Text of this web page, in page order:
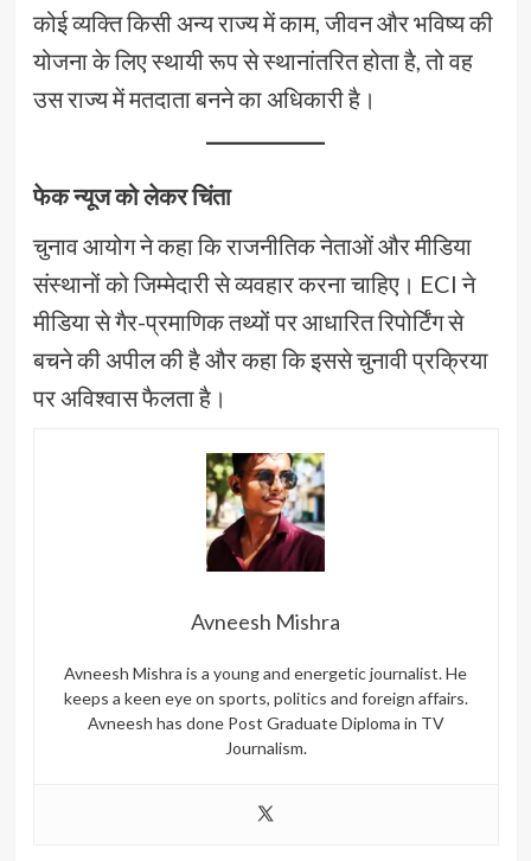
कोई व्यक्ति किसी अन्य राज्य में काम, जीवन और भविष्य की
योजना के लिए स्थायी रूप से स्थानांतरित होता है, तो वह
उस राज्य में मतदाता बनने का अधिकारी है।
फेक न्यूज को लेकर चिंता
चुनाव आयोग ने कहा कि राजनीतिक नेताओं और मीडिया
संस्थानों को जिम्मेदारी से व्यवहार करना चाहिए। ECI ने
मीडिया से गैर-प्रमाणिक तथ्यों पर आधारित रिपोर्टिंग से
बचने की अपील की है और कहा कि इससे चुनावी प्रक्रिया
पर अविश्वास फैलता है।
Avneesh Mishra
Avneesh Mishra is a young and energetic journalist. He
keeps a keen eye on sports, politics and foreign affairs.
Avneesh has done Post Graduate Diploma in TV
Journalism.